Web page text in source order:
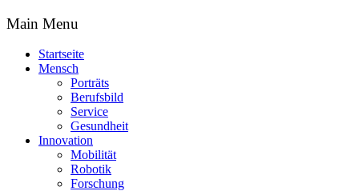
Main Menu
Startseite
Mensch
Porträts
Berufsbild
Service
Gesundheit
Innovation
Mobilität
Robotik
Forschung